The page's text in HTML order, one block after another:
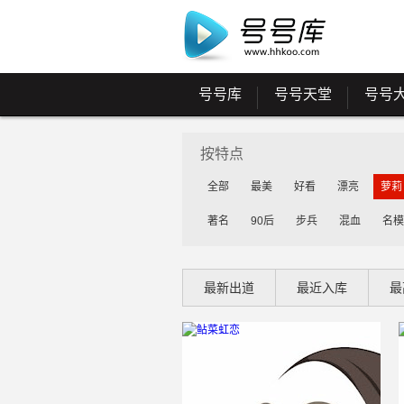
号号库 号号天堂 号号
按特点
全部 最美 好看 漂亮 萝莉
著名 90后 步兵 混血 名模
最新出道 最近入库